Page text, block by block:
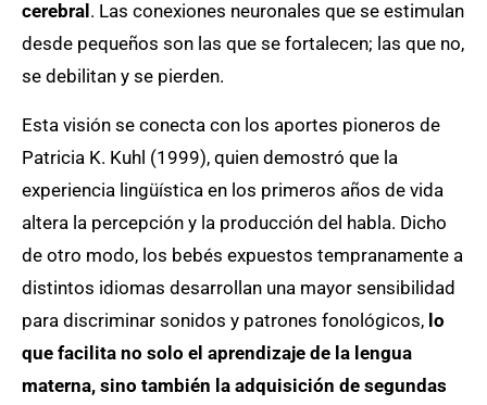
cerebral . Las conexiones neuronales que se estimulan
desde pequeños son las que se fortalecen; las que no,
se debilitan y se pierden.
Esta visión se conecta con los aportes pioneros de
Patricia K. Kuhl (1999), quien demostró que la
experiencia lingüística en los primeros años de vida
altera la percepción y la producción del habla. Dicho
de otro modo, los bebés expuestos tempranamente a
distintos idiomas desarrollan una mayor sensibilidad
para discriminar sonidos y patrones fonológicos, lo
que facilita no solo el aprendizaje de la lengua
materna, sino también la adquisición de segundas